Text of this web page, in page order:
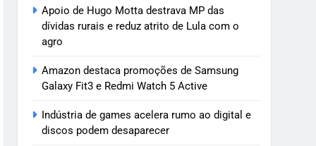
Apoio de Hugo Motta destrava MP das
dívidas rurais e reduz atrito de Lula com o
agro
Amazon destaca promoções de Samsung
Galaxy Fit3 e Redmi Watch 5 Active
Indústria de games acelera rumo ao digital e
discos podem desaparecer